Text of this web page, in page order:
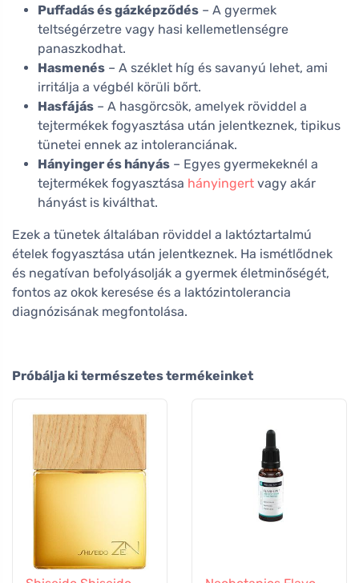
Puffadás és gázképződés – A gyermek
teltségérzetre vagy hasi kellemetlenségre
panaszkodhat.
Hasmenés – A széklet híg és savanyú lehet, ami
irritálja a végbél körüli bőrt.
Hasfájás – A hasgörcsök, amelyek röviddel a
tejtermékek fogyasztása után jelentkeznek, tipikus
tünetei ennek az intoleranciának.
Hányinger és hányás – Egyes gyermekeknél a
tejtermékek fogyasztása hányingert vagy akár
hányást is kiválthat.
Ezek a tünetek általában röviddel a laktóztartalmú
ételek fogyasztása után jelentkeznek. Ha ismétlődnek
és negatívan befolyásolják a gyermek életminőségét,
fontos az okok keresése és a laktózintolerancia
diagnózisának megfontolása.
Próbálja ki természetes termékeinket